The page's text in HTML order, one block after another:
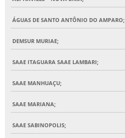
ÁGUAS DE SANTO ANTÔNIO DO AMPARO;
DEMSUR MURIAE;
SAAE ITAGUARA SAAE LAMBARI;
SAAE MANHUAÇU;
SAAE MARIANA;
SAAE SABINOPOLIS;